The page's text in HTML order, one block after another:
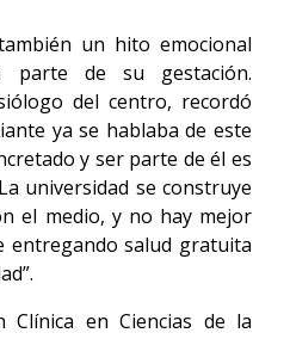
un hito emocional
parte de su gestación.
del centro, recordó
ya se hablaba de este
y ser parte de él es
universidad se construye
el medio, y no hay mejor
entregando salud gratuita
Clínica en Ciencias de la